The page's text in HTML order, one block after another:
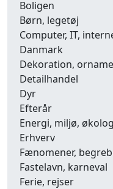
Boligen
Børn, legetøj
Computer, IT,
Danmark
Dekoration,
Detailhandel
Dyr
Efterår
Energi, miljø,
Erhverv
Fænomener,
Fastelavn, karneval
Ferie, rejser